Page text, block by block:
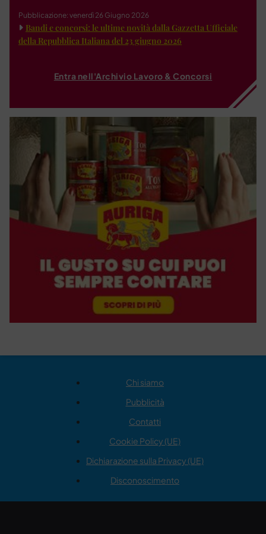
Pubblicazione: venerdì 26 Giugno 2026
Bandi e concorsi: le ultime novità dalla Gazzetta Ufficiale
della Repubblica Italiana del 23 giugno 2026
Entra nell'Archivio Lavoro & Concorsi
Chi siamo
Pubblicità
Contatti
Cookie Policy (UE)
Dichiarazione sulla Privacy (UE)
Disconoscimento